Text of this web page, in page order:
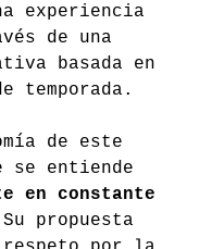
experiencia
de una
basada en
temporada.
de este
se entiende
en constante
propuesta